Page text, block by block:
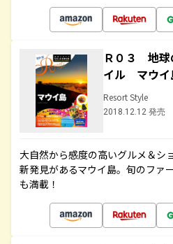
Ｒ０３ 地
イル マウイ
Resort Style
2018.12.12 発売
大自然から感度の高いグルメ＆シ
新発見があるマウイ島。旬のファ
も満載！